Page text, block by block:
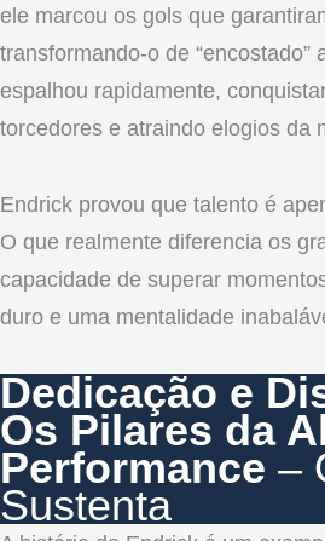
ele marcou os gols que
transformando-o de “encostado”
espalhou rapidamente,
torcedores e atraindo elogios da
Endrick provou que talento é
O que realmente diferencia os
capacidade de superar
duro e uma mentalidade
Dedicação e
Os Pilares da
Performance –
Sustenta